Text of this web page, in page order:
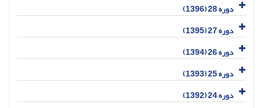
دوره 28 (1396)
دوره 27 (1395)
دوره 26 (1394)
دوره 25 (1393)
دوره 24 (1392)